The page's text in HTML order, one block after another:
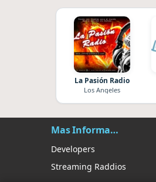
La Pasión Radio
Los Angeles
Mas Información
Developers
Streaming Raddios